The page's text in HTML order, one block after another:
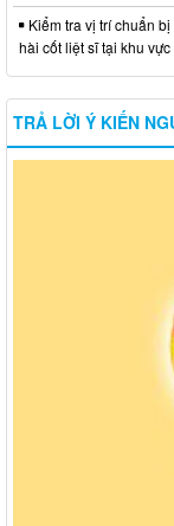
Kiểm tra vị trí chuẩn
hài cốt liệt sĩ tại khu
TRẢ LỜI Ý KIẾN